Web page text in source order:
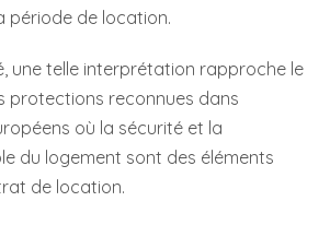
période de location.
une telle interprétation rapproche le
protections reconnues dans
où la sécurité et la
du logement sont des éléments
de location.